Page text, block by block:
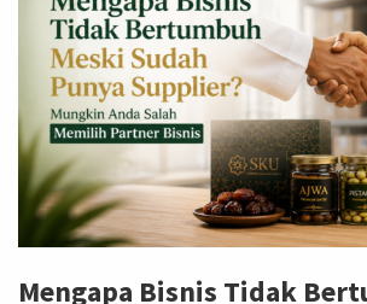
Mengapa Bisnis Tidak